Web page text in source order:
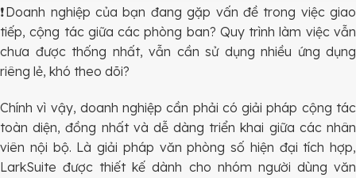
❗Doanh nghiệp của bạn đang gặp vấn đề trong việc giao
tiếp, cộng tác giữa các phòng ban? Quy trình làm việc vẫn
chưa được thống nhất, vẫn cần sử dụng nhiều ứng dụng
riêng lẻ, khó theo dõi?
Chính vì vậy, doanh nghiệp cần phải có giải pháp cộng tác
toàn diện, đồng nhất và dễ dàng triển khai giữa các nhân
viên nội bộ. Là giải pháp văn phòng số hiện đại tích hợp,
LarkSuite được thiết kế dành cho nhóm người dùng văn